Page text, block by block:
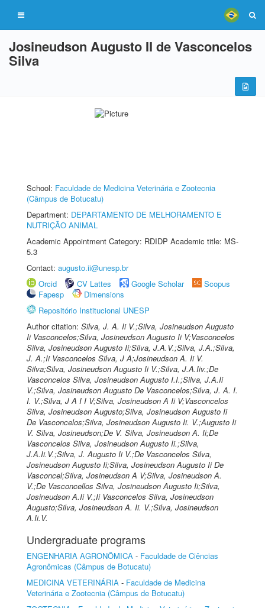
Josineudson Augusto II de Vasconcelos
Silva
School: Faculdade de Medicina Veterinária e Zootecnia
(Câmpus de Botucatu)
Department: DEPARTAMENTO DE MELHORAMENTO E
NUTRIÇÃO ANIMAL
Academic Appointment Category: RDIDP Academic title: MS-
5.3
Contact: augusto.ii@unesp.br
Orcid
CV Lattes Google Scholar
Scopus
Fapesp
Dimensions
Repositório Institucional UNESP
Author citation: Silva, J. A. Ii V.;Silva, Josineudson Augusto
Ii Vasconcelos;Silva, Josineudson Augusto Ii V;Vasconcelos
Silva, Josineudson Augusto Ii;Silva, J.A.V.;Silva, J.A.;Silva,
J. A.;Ii Vasconcelos Silva, J A;Josineudson A. Ii V.
Silva;Silva, Josineudson Augusto Ii V.;Silva, J.A.Iiv.;De
Vasconcelos Silva, Josineudson Augusto I.I.;Silva, J.A.Ii
V.;Silva, Josineudson Augusto De Vasconcelos;Silva, J. A. I.
I. V.;Silva, J A I I V;Silva, Josineudson A Ii V;Vasconcelos
Silva, Josineudson Augusto;Silva, Josineudson Augusto Ii
De Vasconcelos;Silva, Josineudson Augusto Ii. V.;Augusto Ii
V. Silva, Josineudson;De V. Silva, Josineudson A. Ii;De
Vasconcelos Silva, Josineudson Augusto Ii.;Silva,
J.A.Ii.V.;Silva, J. Augusto Ii V.;De Vasconcelos Silva,
Josineudson Augusto Ii;Silva, Josineudson Augusto Ii De
Vasconcel;Silva, Josineudson A V;Silva, Josineudson A.
V.;De Vasconcellos Silva, Josineudson Augusto Ii;Silva,
Josineudson A.Ii V.;Ii Vasconcelos Silva, Josineudson
Augusto;Silva, Josineudson A. Ii. V.;Silva, Josineudson
A.Ii.V.
Undergraduate programs
ENGENHARIA AGRONÔMICA - Faculdade de Ciências
Agronômicas (Câmpus de Botucatu)
MEDICINA VETERINÁRIA - Faculdade de Medicina
Veterinária e Zootecnia (Câmpus de Botucatu)